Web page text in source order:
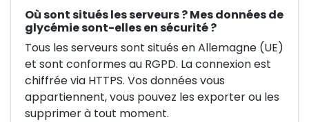
Où sont situés les serveurs ? Mes données de
glycémie sont-elles en sécurité ?
Tous les serveurs sont situés en Allemagne (UE)
et sont conformes au RGPD. La connexion est
chiffrée via HTTPS. Vos données vous
appartiennent, vous pouvez les exporter ou les
supprimer à tout moment.